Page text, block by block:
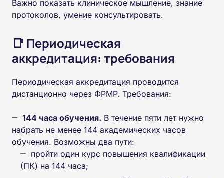
Важно показать клиническое мышление, знание
протоколов, умение консультировать.
📑 Периодическая
аккредитация: требования
Периодическая аккредитация проводится
дистанционно через ФРМР. Требования:
144 часа обучения. В течение пяти лет нужно
набрать не менее 144 академических часов
обучения. Возможны два пути:
пройти один курс повышения квалификации
(ПК) на 144 часа;